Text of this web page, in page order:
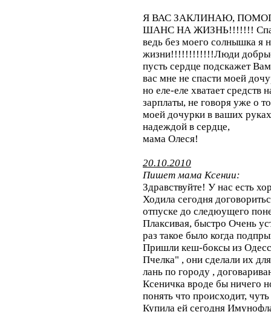
Я ВАС ЗАКЛИНАЮ,
ШАНС НА ЖИЗНЬ!!!!!!!
ведь без моего солнышка я
жизни!!!!!!!!!!!!Люди добрые,
пусть сердце подскажет
вас мне не спасти моей
но еле-еле хватает средств
зарплаты, не говоря уже о
моей дочурки в ваших
надеждой в сердце,
мама Олеся!
20.10.2010
Пишет мама Ксении:
Здравствуйте! У нас есть
Ходила сегодня
отпуске до следюущего
Плаксивая, быстро Очень
раз такое было когда
Пришли кеш-боксы из
Пчелка" , они сделали их
лань по городу ,
Ксеничка вроде бы ничего
понять что происходит,
Купила ей сегодня